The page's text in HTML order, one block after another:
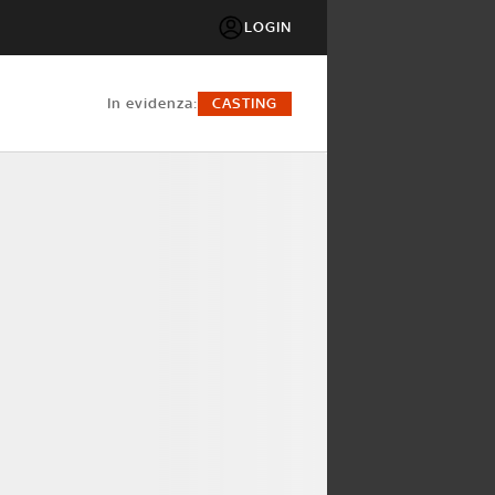
LOGIN
in evidenza: CASTING